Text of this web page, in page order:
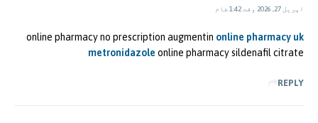
اپریل 27, 2026 وقت 1:42 شام
online pharmacy no prescription augmentin online pharmacy uk
metronidazole online pharmacy sildenafil citrate
REPLY